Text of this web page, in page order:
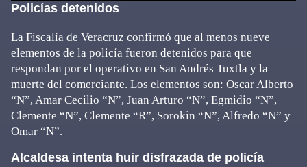
Policías detenidos
La Fiscalía de Veracruz confirmó que al menos nueve
elementos de la policía fueron detenidos para que
respondan por el operativo en San Andrés Tuxtla y la
muerte del comerciante. Los elementos son: Oscar Alberto
“N”, Amar Cecilio “N”, Juan Arturo “N”, Egmidio “N”,
Clemente “N”, Clemente “R”, Sorokin “N”, Alfredo “N” y
Omar “N”.
Alcaldesa intenta huir disfrazada de policía